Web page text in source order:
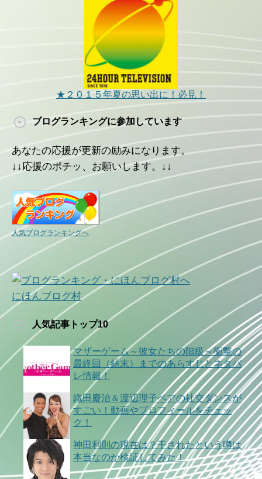
★２０１５年夏の思い出に！必見！
ブログランキングに参加しています
あなたの応援が更新の励みになります。
↓↓応援のポチッ、お願いします。↓↓
人気ブログランキングへ
にほんブログ村
人気記事トップ10
マザーゲーム～彼女たちの階級～衝撃の
最終回（結末）までのあらすじとネタバ
レ情報！
織田慶治＆渡辺理子ペアの社交ダンスが
すごい！動画やプロフィールをチェッ
ク！
神田利則の現在は？干されたという噂は
本当なのか検証してみた！